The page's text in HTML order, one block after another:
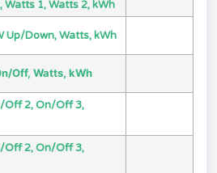
Watts 1, Watts 2, kWh
Up/Down, Watts, kWh
Off, Watts, kWh
Off 2, On/Off 3,
Off 2, On/Off 3,